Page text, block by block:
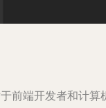
前端开发者和计算